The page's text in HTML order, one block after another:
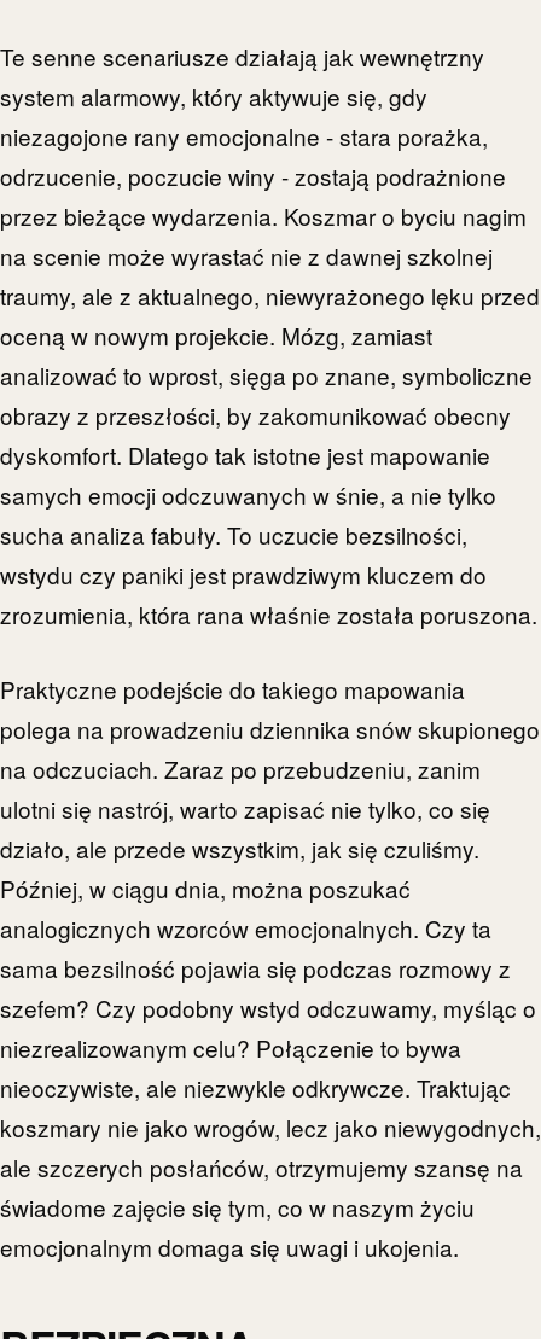
Te senne scenariusze działają jak wewnętrzny
system alarmowy, który aktywuje się, gdy
niezagojone rany emocjonalne - stara porażka,
odrzucenie, poczucie winy - zostają podrażnione
przez bieżące wydarzenia. Koszmar o byciu nagim
na scenie może wyrastać nie z dawnej szkolnej
traumy, ale z aktualnego, niewyrażonego lęku przed
oceną w nowym projekcie. Mózg, zamiast
analizować to wprost, sięga po znane, symboliczne
obrazy z przeszłości, by zakomunikować obecny
dyskomfort. Dlatego tak istotne jest mapowanie
samych emocji odczuwanych w śnie, a nie tylko
sucha analiza fabuły. To uczucie bezsilności,
wstydu czy paniki jest prawdziwym kluczem do
zrozumienia, która rana właśnie została poruszona.
Praktyczne podejście do takiego mapowania
polega na prowadzeniu dziennika snów skupionego
na odczuciach. Zaraz po przebudzeniu, zanim
ulotni się nastrój, warto zapisać nie tylko, co się
działo, ale przede wszystkim, jak się czuliśmy.
Później, w ciągu dnia, można poszukać
analogicznych wzorców emocjonalnych. Czy ta
sama bezsilność pojawia się podczas rozmowy z
szefem? Czy podobny wstyd odczuwamy, myśląc o
niezrealizowanym celu? Połączenie to bywa
nieoczywiste, ale niezwykle odkrywcze. Traktując
koszmary nie jako wrogów, lecz jako niewygodnych,
ale szczerych posłańców, otrzymujemy szansę na
świadome zajęcie się tym, co w naszym życiu
emocjonalnym domaga się uwagi i ukojenia.